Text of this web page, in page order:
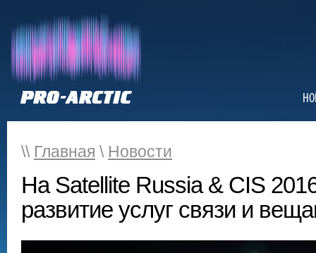
\\ Главная \ Новости
На Satellite Russia & CIS
развитие услуг связи и